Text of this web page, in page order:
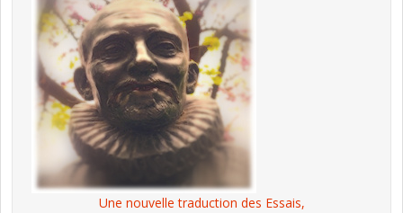
Une nouvelle traduction des Essais,